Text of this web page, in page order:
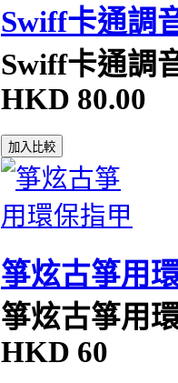
Swiff卡通調
Swiff卡通調
HKD 80.00
加入比較
箏炫古箏用
箏炫古箏用
HKD 60